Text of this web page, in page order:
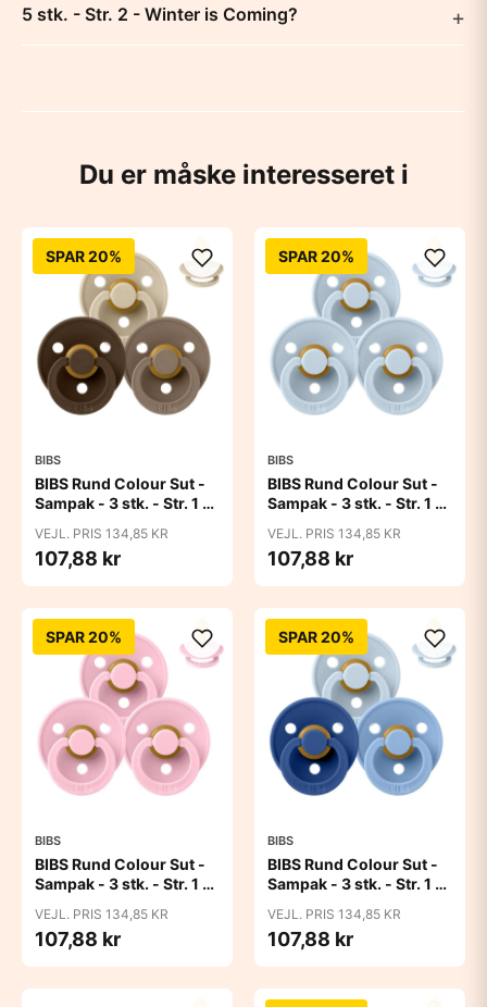
5 stk. - Str. 2 - Winter is Coming?
Du er måske interesseret i
SPAR 20%
BIBS
BIBS Rund Colour Sut -
Sampak - 3 stk. - Str. 1 -
VEJL. PRIS 134,85 KR
107,88 kr
SPAR 20%
BIBS
BIBS Rund Colour Sut -
Sampak - 3 stk. - Str. 1 -
VEJL. PRIS 134,85 KR
107,88 kr
SPAR 20%
BIBS
BIBS Rund Colour Sut -
Sampak - 3 stk. - Str. 1 -
VEJL. PRIS 134,85 KR
107,88 kr
SPAR 20%
BIBS
BIBS Rund Colour Sut -
Sampak - 3 stk. - Str. 1 -
VEJL. PRIS 134,85 KR
107,88 kr